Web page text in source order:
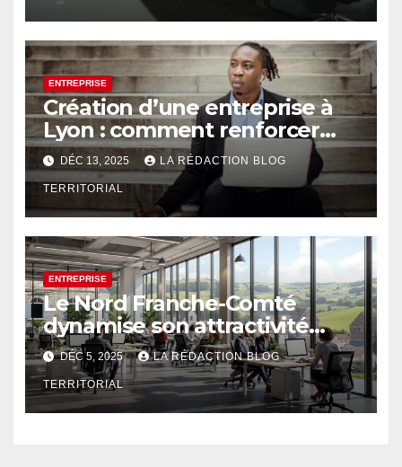
ENTREPRISE
Création d’une entreprise à
Lyon : comment renforcer
son leadership
DÉC 13, 2025 LA RÉDACTION BLOG
TERRITORIAL
ENTREPRISE
Le Nord Franche-Comté
dynamise son attractivité
pour les professionnels
DÉC 5, 2025 LA RÉDACTION BLOG
TERRITORIAL